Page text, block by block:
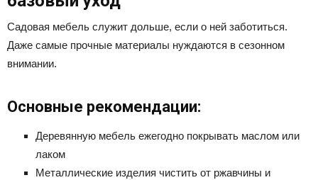
Садовая мебель служит дольше, если о ней заботиться.
Даже самые прочные материалы нуждаются в сезонном
внимании.
Основные рекомендации:
Деревянную мебель ежегодно покрывать маслом или
лаком
Металлические изделия чистить от ржавчины и